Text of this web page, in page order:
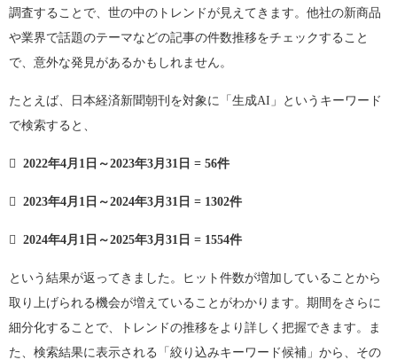
調査することで、世の中のトレンドが見えてきます。他社の新商品
や業界で話題のテーマなどの記事の件数推移をチェックすること
で、意外な発見があるかもしれません。
たとえば、日本経済新聞朝刊を対象に「生成AI」というキーワード
で検索すると、
 2022年4 月 1 日～2023年3 月 31 日 = 56件
 2023年4 月 1 日～2024年3 月 31 日 = 1302件
 2024年4 月 1 日～2025年3 月 31 日 = 1554件
という結果が返ってきました。ヒット件数が増加していることから
取り上げられる機会が増えていることがわかります。期間をさらに
細分化することで、トレンドの推移をより詳しく把握できます。ま
た、検索結果に表示される「絞り込みキーワード候補」から、その